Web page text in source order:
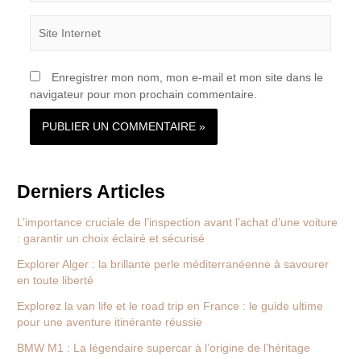
Internet
Enregistrer mon nom, mon e-mail et mon site dans le
navigateur pour mon prochain commentaire.
Derniers Articles
L’importance cruciale de l’inspection avant l’achat d’une voiture
: garantir un choix éclairé et sécurisé
Explorer Alger : la brillante perle méditerranéenne à savourer
en toute liberté
Explorez la van life et le road trip en France : le guide ultime
pour une aventure itinérante réussie
BMW M1 : La légendaire supercar à l’origine de l’héritage